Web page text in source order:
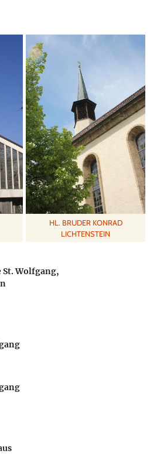
HL. BRUDER KONRAD
LICHTENSTEIN
Wolfgang,